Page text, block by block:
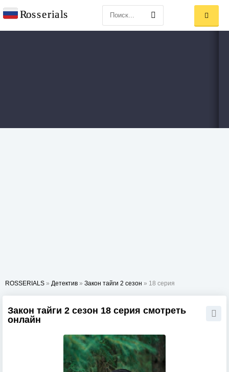
ROSSERIALS » Детектив » Закон тайги 2 сезон » 18 серия
Закон тайги 2 сезон 18 серия смотреть
онлайн